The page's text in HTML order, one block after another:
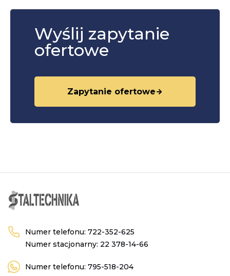
Wyślij zapytanie
ofertowe
Zapytanie ofertowe
Numer telefonu: 722-352-625
Numer stacjonarny: 22 378-14-66
Numer telefonu: 795-518-204